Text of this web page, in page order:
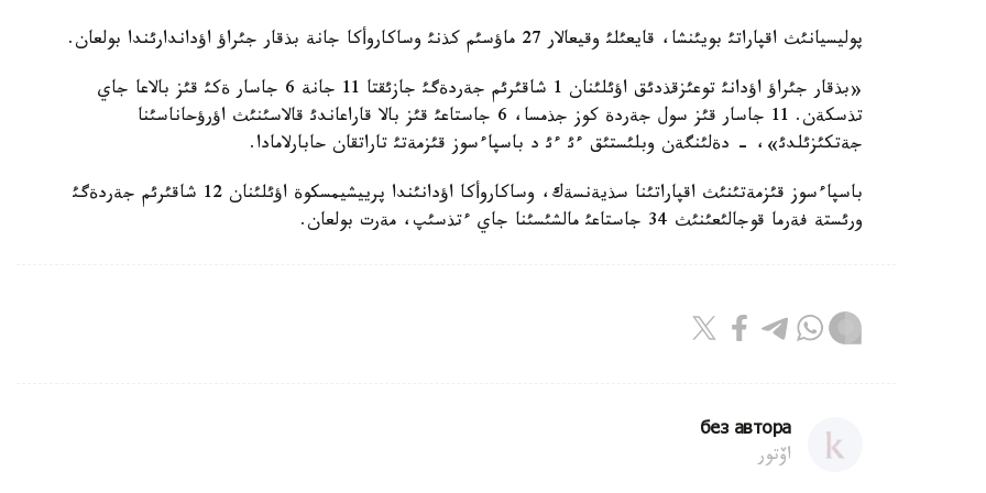
پوليسيانئث اقپاراتئ بويئنشا، قايعئلئ وقيعالار 27 ماؤسئم كذنئ وساكاروأكا جانة بذقار جئراؤ اؤداندارئندا بولعان.
«بذقار جئراؤ اؤدانئ توعئزقذدئق اؤئلئنان 1 شاقئرئم جةردةگئ جازئقتا 11 جانة 6 جاسار ةكئ قئز بالاعا جاي
تذسكةن. 11 جاسار قئز سول جةردة كوز جذمسا، 6 جاستاعئ قئز بالا قاراعاندئ قالاسئنئث اؤرؤحاناسئنا
جةتكئزئلدئ»، - دةلئنگةن وبلئستئق ءئ ءئ د باسپاءسوز قئزمةتئ تاراتقان حابارلامادا.
باسپاءسوز قئزمةتئنئث اقپاراتئنا سذيةنسةك، وساكاروأكا اؤدانئندا پرييشيمسكوة اؤئلئنان 12 شاقئرئم جةردةگئ
ورئستة فةرما قوجالئعئنئث 34 جاستاعئ مالشئسئنا جاي ءتذسئپ، مةرت بولعان.
без автора
اۆتور